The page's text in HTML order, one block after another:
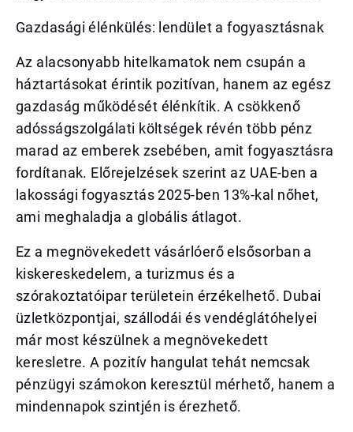
Gazdasági élénkülés: lendület a fogyasztásnak
Az alacsonyabb hitelkamatok nem csupán a
háztartásokat érintik pozitívan, hanem az egész
gazdaság működését élénkítik. A csökkenő
adósságszolgálati költségek révén több pénz
marad az emberek zsebében, amit fogyasztásra
fordítanak. Előrejelzések szerint az UAE-ben a
lakossági fogyasztás 2025-ben 13%-kal nőhet,
ami meghaladja a globális átlagot.
Ez a megnövekedett vásárlóerő elsősorban a
kiskereskedelem, a turizmus és a
szórakoztatóipar területein érzékelhető. Dubai
üzletközpontjai, szállodái és vendéglátóhelyei
már most készülnek a megnövekedett
keresletre. A pozitív hangulat tehát nemcsak
pénzügyi számokon keresztül mérhető, hanem a
mindennapok szintjén is érezhető.